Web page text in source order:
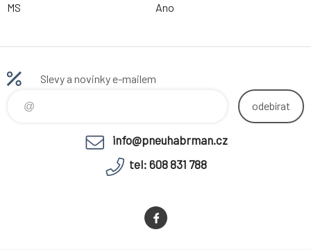
MS
Ano
Slevy a novinky e-mailem
odebírat
info@pneuhabrman.cz
tel: 608 831 788